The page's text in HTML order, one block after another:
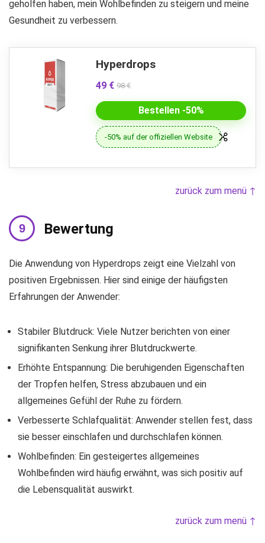
geholfen haben, mein Wohlbefinden zu steigern und meine
Gesundheit zu verbessern.
Hyperdrops
49 € 98 €
Bestellen -50%
-50% auf der offiziellen Website
zurück zum menü ↑
Bewertung
Die Anwendung von Hyperdrops zeigt eine Vielzahl von
positiven Ergebnissen. Hier sind einige der häufigsten
Erfahrungen der Anwender:
Stabiler Blutdruck: Viele Nutzer berichten von einer
signifikanten Senkung ihrer Blutdruckwerte.
Erhöhte Entspannung: Die beruhigenden Eigenschaften
der Tropfen helfen, Stress abzubauen und ein
allgemeines Gefühl der Ruhe zu fördern.
Verbesserte Schlafqualität: Anwender stellen fest, dass
sie besser einschlafen und durchschlafen können.
Wohlbefinden: Ein gesteigertes allgemeines
Wohlbefinden wird häufig erwähnt, was sich positiv auf
die Lebensqualität auswirkt.
zurück zum menü ↑